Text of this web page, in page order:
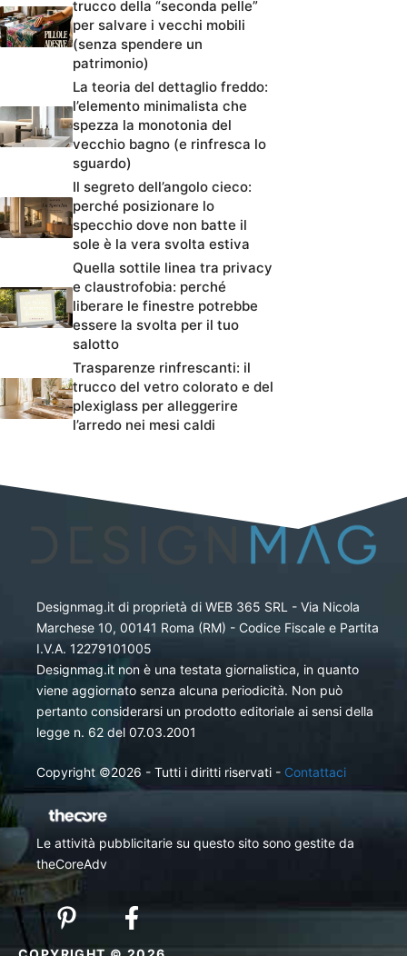
trucco della “seconda pelle”
per salvare i vecchi mobili
(senza spendere un
patrimonio)
La teoria del dettaglio freddo:
l’elemento minimalista che
spezza la monotonia del
vecchio bagno (e rinfresca lo
sguardo)
Il segreto dell’angolo cieco:
perché posizionare lo
specchio dove non batte il
sole è la vera svolta estiva
Quella sottile linea tra privacy
e claustrofobia: perché
liberare le finestre potrebbe
essere la svolta per il tuo
salotto
Trasparenze rinfrescanti: il
trucco del vetro colorato e del
plexiglass per alleggerire
l’arredo nei mesi caldi
Designmag.it di proprietà di WEB 365 SRL - Via Nicola
Marchese 10, 00141 Roma (RM) - Codice Fiscale e Partita
I.V.A. 12279101005
Designmag.it non è una testata giornalistica, in quanto
viene aggiornato senza alcuna periodicità. Non può
pertanto considerarsi un prodotto editoriale ai sensi della
legge n. 62 del 07.03.2001
Copyright ©2026 - Tutti i diritti riservati - Contattaci
Le attività pubblicitarie su questo sito sono gestite da
theCoreAdv